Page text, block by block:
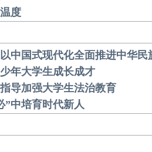
度
中国式现代化全面推进中华民
年大学生成长成才
导加强大学生法治教育
”中培育时代新人